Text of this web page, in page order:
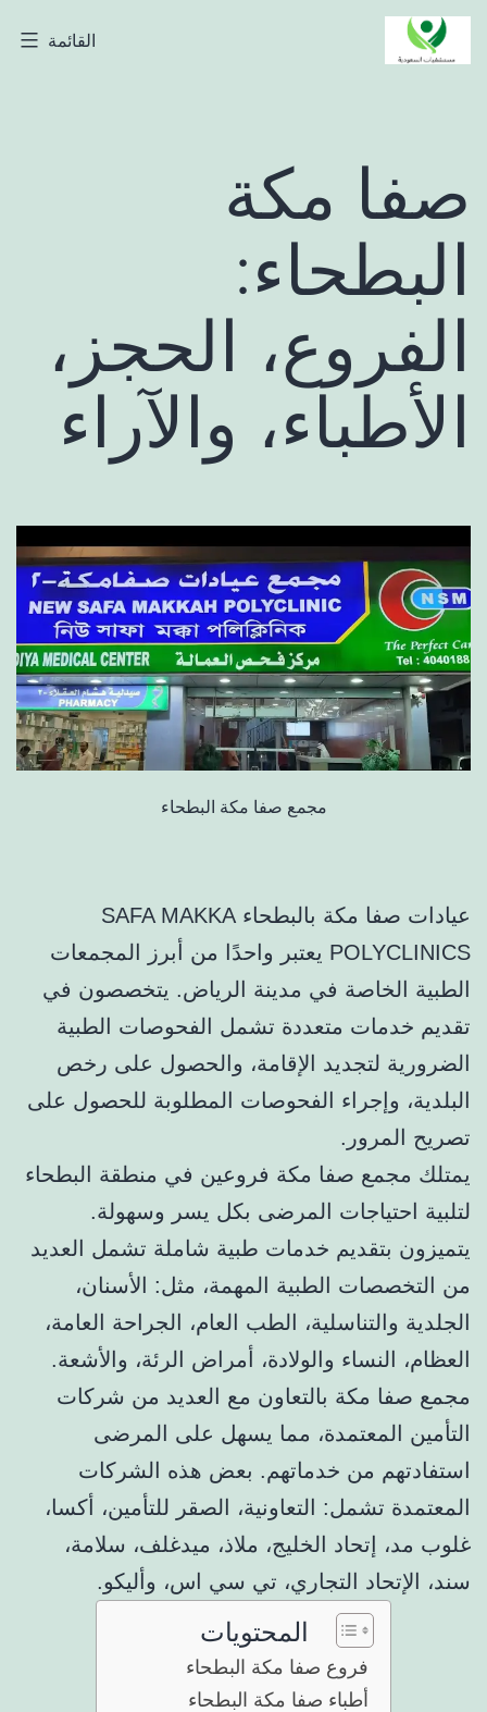
التخطي
مستشفيات
القائمة
صفا مكة
البطحاء:
الفروع، الحجز،
الأطباء، والآراء
مجمع صفا مكة البطحاء
عيادات صفا مكة بالبطحاء SAFA MAKKA
POLYCLINICS يعتبر واحدًا من أبرز المجمعات
الطبية الخاصة في مدينة الرياض. يتخصصون في
تقديم خدمات متعددة تشمل الفحوصات الطبية
الضرورية لتجديد الإقامة، والحصول على رخص
البلدية، وإجراء الفحوصات المطلوبة للحصول على
تصريح المرور.
يمتلك مجمع صفا مكة فروعين في منطقة البطحاء
لتلبية احتياجات المرضى بكل يسر وسهولة.
يتميزون بتقديم خدمات طبية شاملة تشمل العديد
من التخصصات الطبية المهمة، مثل: الأسنان،
الجلدية والتناسلية، الطب العام، الجراحة العامة،
العظام، النساء والولادة، أمراض الرئة، والأشعة.
مجمع صفا مكة بالتعاون مع العديد من شركات
التأمين المعتمدة، مما يسهل على المرضى
استفادتهم من خدماتهم. بعض هذه الشركات
المعتمدة تشمل: التعاونية، الصقر للتأمين، أكسا،
غلوب مد، إتحاد الخليج، ملاذ، ميدغلف، سلامة،
سند، الإتحاد التجاري، تي سي اس، وأليكو.
المحتويات
فروع صفا مكة البطحاء
أطباء صفا مكة البطحاء